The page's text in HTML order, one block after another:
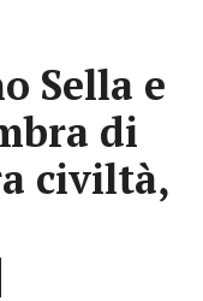
Sella e
di
civiltà,